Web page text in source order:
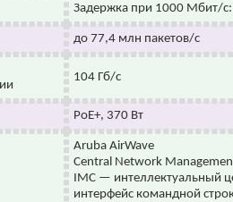
Задержка при 1000 Мбит/с:
до 77,4 млн пакетов/с
104 Гб/с
PoE+, 370 Вт
Aruba AirWave
Central Network
IMC — интеллектуальный
интерфейс командной